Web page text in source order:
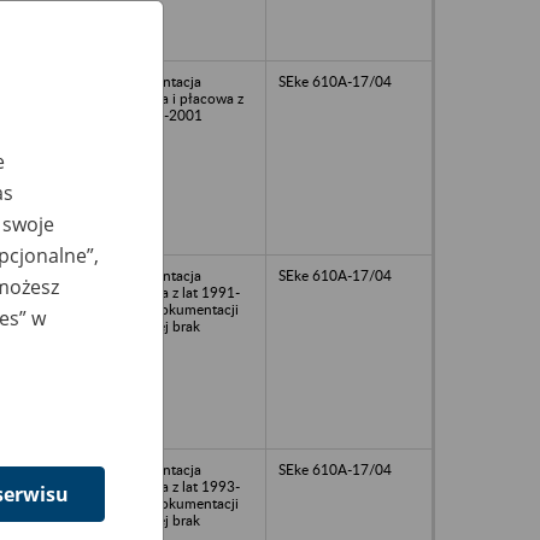
dokumentacja
osobowa i płacowa z
lat 1992-2001
SEke 610A-17/04
dokumentacja
osobowa z lat 1991-
1999, dokumentacji
płacowej brak
SEke 610A-17/04
dokumentacja
osobowa z lat 1993-
2004, dokumentacji
płacowej brak
SEke 610A-17/04
w